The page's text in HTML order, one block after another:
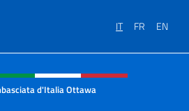
IT FR EN
social e menù
d'Italia Ottawa